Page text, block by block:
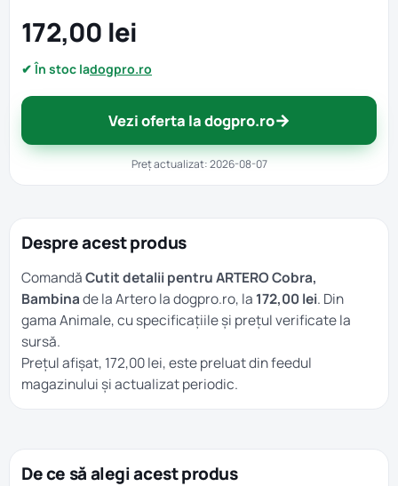
172,00 lei
✔ În stoc ladogpro.ro
Vezi oferta la dogpro.ro→
Preț actualizat: 2026-08-07
Despre acest produs
ComandăCutit detalii pentru ARTERO Cobra,
Bambinade la Artero la dogpro.ro, la 172,00 lei. Din
gamaAnimale, cu specificațiile și prețul verificate la
sursă.
Prețul afișat, 172,00 lei, este preluat din feedul
magazinului și actualizat periodic.
De ce să alegi acest produs